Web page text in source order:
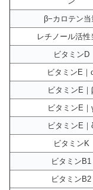
β−カロテン当
レチノール活性
ビタミンD
ビタミンE｜
ビタミンE｜
ビタミンE｜
ビタミンE｜
ビタミンK
ビタミンB1
ビタミンB2